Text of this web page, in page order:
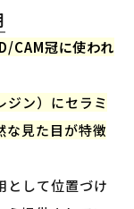
CAM冠に使われ
ジン）にセラミ
な見た目が特徴
して位置づけ